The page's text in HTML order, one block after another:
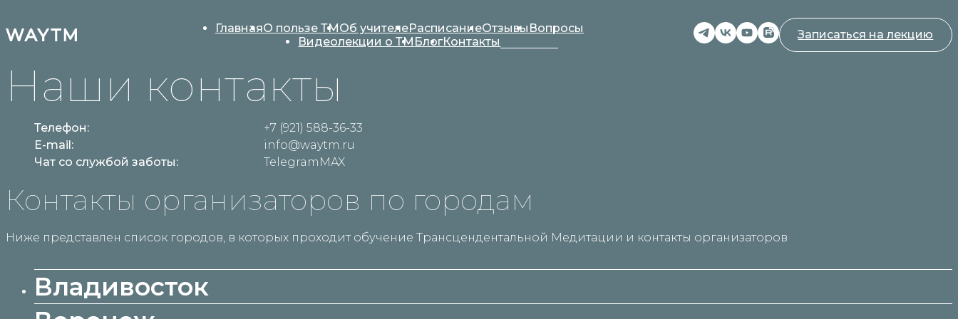
ГлавнаяО пользе ТМОб учителеРасписаниеОтзывы Вопросы
Видеолекции о ТМ БлогКонтакты
Записаться на лекцию
Наши контакты
Телефон:
+7 (921) 588-36-33
E-mail:
info@waytm.ru
Чат со службой заботы:
Telegram MAX
Контакты организаторов по городам
Ниже представлен список городов, в которых проходит обучение Трансцендентальной Медитации и контакты организаторов
Владивосток